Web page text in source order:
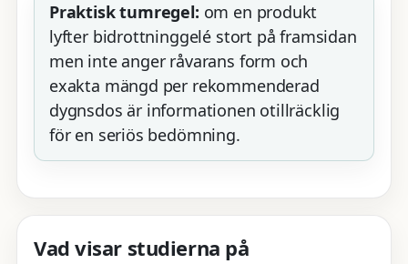
Praktisk tumregel: om en produkt
lyfter bidrottninggelé stort på framsidan
men inte anger råvarans form och
exakta mängd per rekommenderad
dygnsdos är informationen otillräcklig
för en seriös bedömning.
Vad visar studierna på